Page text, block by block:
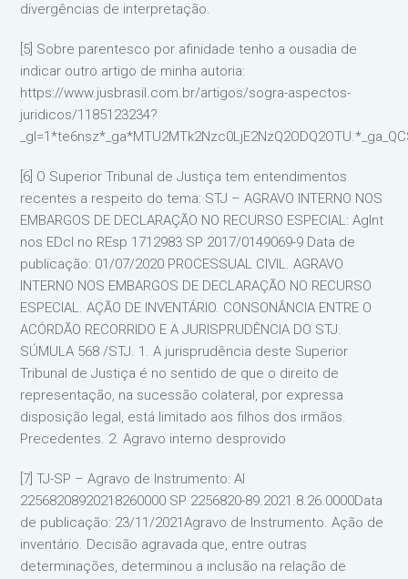
divergências de interpretação.
[5] Sobre parentesco por afinidade tenho a ousadia de
indicar outro artigo de minha autoria:
https://www.jusbrasil.com.br/artigos/sogra-aspectos-
juridicos/1185123234?
[6] O Superior Tribunal de Justiça tem entendimentos
recentes a respeito do tema: STJ – AGRAVO INTERNO NOS
EMBARGOS DE DECLARAÇÃO NO RECURSO ESPECIAL: AgInt
nos EDcl no REsp 1712983 SP 2017/0149069-9 Data de
publicação: 01/07/2020 PROCESSUAL CIVIL. AGRAVO
INTERNO NOS EMBARGOS DE DECLARAÇÃO NO RECURSO
ESPECIAL. AÇÃO DE INVENTÁRIO. CONSONÂNCIA ENTRE O
ACÓRDÃO RECORRIDO E A JURISPRUDÊNCIA DO STJ.
SÚMULA 568 /STJ. 1. A jurisprudência deste Superior
Tribunal de Justiça é no sentido de que o direito de
representação, na sucessão colateral, por expressa
disposição legal, está limitado aos filhos dos irmãos.
Precedentes. 2. Agravo interno desprovido
[7] TJ-SP – Agravo de Instrumento: AI
22568208920218260000 SP 2256820-89.2021.8.26.0000Data
de publicação: 23/11/2021Agravo de Instrumento. Ação de
inventário. Decisão agravada que, entre outras
determinações, determinou a inclusão na relação de